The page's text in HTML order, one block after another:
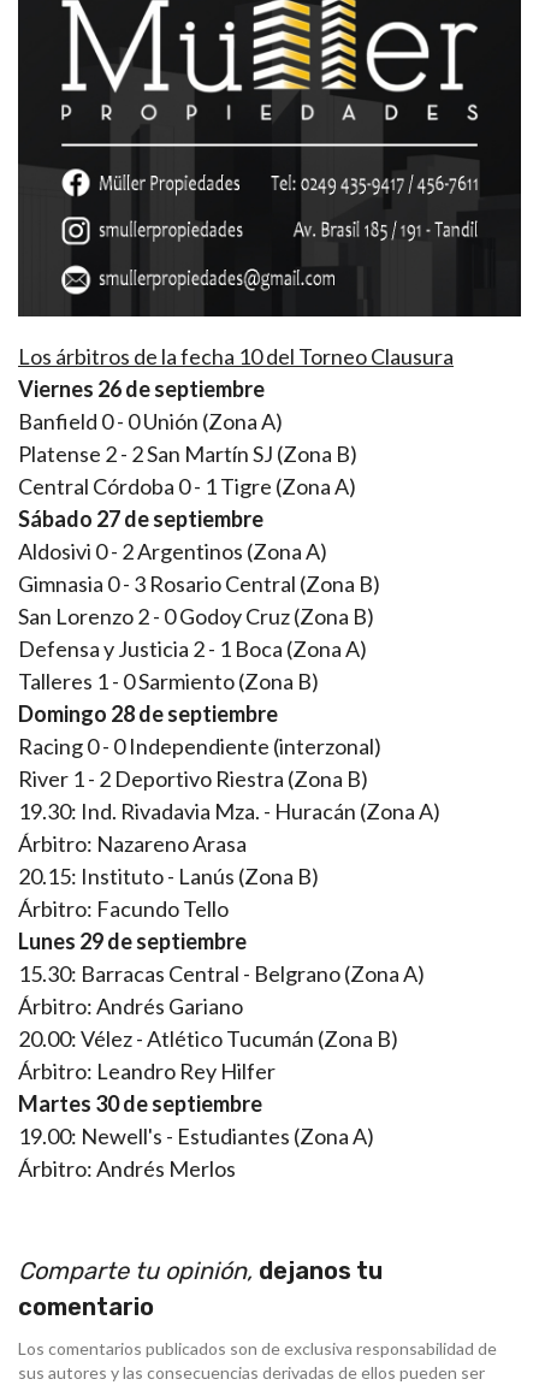
Los árbitros de la fecha 10 del Torneo Clausura
Viernes 26 de septiembre
Banfield 0 - 0 Unión (Zona A)
Platense 2 - 2 San Martín SJ (Zona B)
Central Córdoba 0 - 1 Tigre (Zona A)
Sábado 27 de septiembre
Aldosivi 0 - 2 Argentinos (Zona A)
Gimnasia 0 - 3 Rosario Central (Zona B)
San Lorenzo 2 - 0 Godoy Cruz (Zona B)
Defensa y Justicia 2 - 1 Boca (Zona A)
Talleres 1 - 0 Sarmiento (Zona B)
Domingo 28 de septiembre
Racing 0 - 0 Independiente (interzonal)
River 1 - 2 Deportivo Riestra (Zona B)
19.30: Ind. Rivadavia Mza. - Huracán (Zona A)
Árbitro: Nazareno Arasa
20.15: Instituto - Lanús (Zona B)
Árbitro: Facundo Tello
Lunes 29 de septiembre
15.30: Barracas Central - Belgrano (Zona A)
Árbitro: Andrés Gariano
20.00: Vélez - Atlético Tucumán (Zona B)
Árbitro: Leandro Rey Hilfer
Martes 30 de septiembre
19.00: Newell's - Estudiantes (Zona A)
Árbitro: Andrés Merlos
Comparte tu opinión, dejanos tu
comentario
Los comentarios publicados son de exclusiva responsabilidad de
sus autores y las consecuencias derivadas de ellos pueden ser